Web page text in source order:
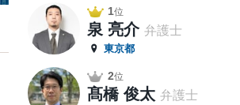
1位
泉 亮介 弁護士
東京都
2位
髙橋 俊太 弁護士